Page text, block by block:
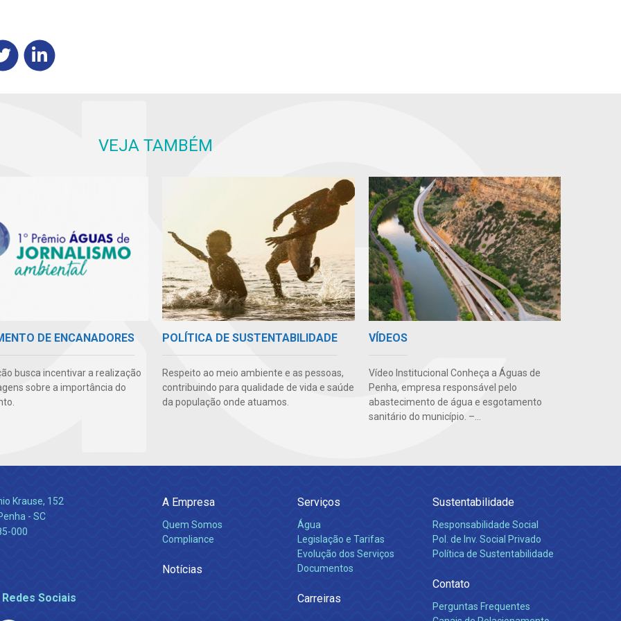
VEJA TAMBÉM
DE ENCANADORES
busca incentivar a realização
sobre a importância do
POLÍTICA DE SUSTENTABILIDADE
Respeito ao meio ambiente e as pessoas,
contribuindo para qualidade de vida e saúde
da população onde atuamos.
VÍDEOS
Vídeo Institucional Conheça a Águas de
Penha, empresa responsável pelo
abastecimento de água e esgotamento
sanitário do município. –...
Krause, 152
- SC
000
Sociais
A Empresa
Quem Somos
Compliance
Notícias
Serviços
Água
Legislação e Tarifas
Evolução dos Serviços
Documentos
Carreiras
Sustentabilidade
Responsabilidade Social
Pol. de Inv. Social Privado
Política de Sustentabilidade
Contato
Perguntas Frequentes